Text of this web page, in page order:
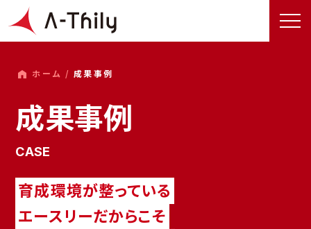
ホーム / 成果事例
成果事例
CASE
育成環境が整っている
エースリーだからこそ